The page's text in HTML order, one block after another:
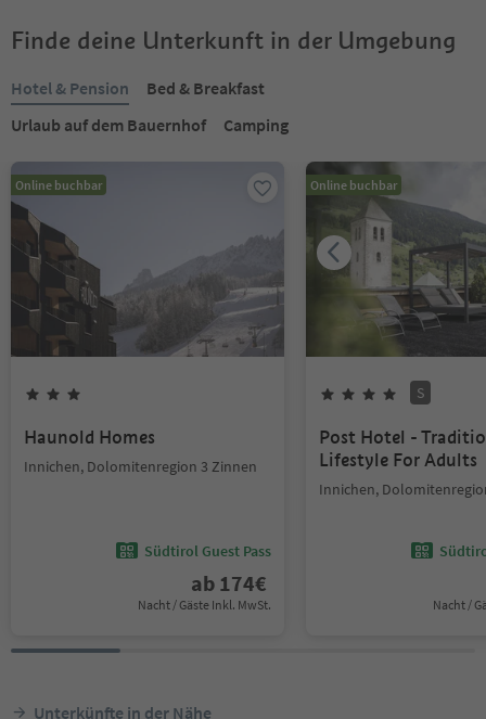
Finde deine Unterkunft in der Umgebung
Hotel & Pension
Bed & Breakfast
Urlaub auf dem Bauernhof
Camping
Online buchbar
Haunold Homes
Innichen, Dolomitenregion 3 Zinnen
Südtirol Guest Pass
ab 174€
Nacht / Gäste Inkl. MwSt.
Online buchbar
S
Post Hotel -
Lifestyle For Adults
Innichen,
Nacht /
Unterkünfte in der Nähe